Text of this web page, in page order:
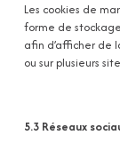
Les cookies de
forme de
afin d’afficher de
ou sur plusieurs
5.3 Réseaux